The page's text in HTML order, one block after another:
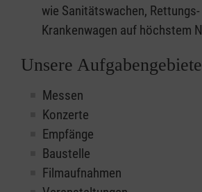
wie Sanitätswachen, Rettungs-
Krankenwagen auf höchstem
Unsere Aufgabengebiete
Messen
Konzerte
Empfänge
Baustelle
Filmaufnahmen